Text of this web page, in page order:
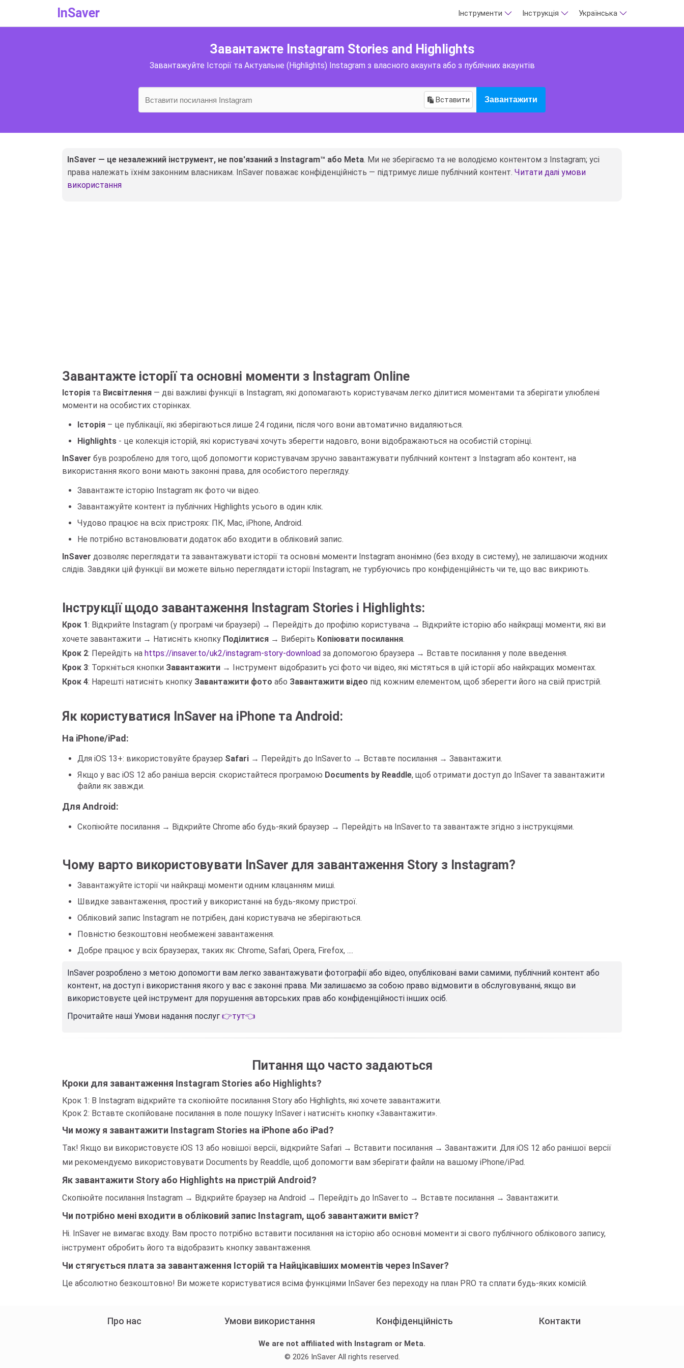
InSaver Інструменти Інструкція Українська
Завантажте Instagram Stories and Highlights
Завантажуйте Історії та Актуальне (Highlights) Instagram з власного акаунта або з публічних акаунтів
Вставити Завантажити
InSaver — це незалежний інструмент, не пов'язаний з Instagram™ або Meta. Ми не зберігаємо та не володіємо контентом з Instagram; усі
права належать їхнім законним власникам. InSaver поважає конфіденційність — підтримує лише публічний контент. Читати далі умови
використання
Завантажте історії та основні моменти з Instagram Online
Історія та Висвітлення — дві важливі функції в Instagram, які допомагають користувачам легко ділитися моментами та зберігати улюблені
моменти на особистих сторінках.
Історія – це публікації, які зберігаються лише 24 години, після чого вони автоматично видаляються.
Highlights - це колекція історій, які користувачі хочуть зберегти надовго, вони відображаються на особистій сторінці.
InSaver був розроблено для того, щоб допомогти користувачам зручно завантажувати публічний контент з Instagram або контент, на
використання якого вони мають законні права, для особистого перегляду.
Завантажте історію Instagram як фото чи відео.
Завантажуйте контент із публічних Highlights усього в один клік.
Чудово працює на всіх пристроях: ПК, Mac, iPhone, Android.
Не потрібно встановлювати додаток або входити в обліковий запис.
InSaver дозволяє переглядати та завантажувати історії та основні моменти Instagram анонімно (без входу в систему), не залишаючи жодних
слідів. Завдяки цій функції ви можете вільно переглядати історії Instagram, не турбуючись про конфіденційність чи те, що вас викриють.
Інструкції щодо завантаження Instagram Stories і Highlights:
Крок 1: Відкрийте Instagram (у програмі чи браузері) → Перейдіть до профілю користувача → Відкрийте історію або найкращі моменти, які ви
хочете завантажити → Натисніть кнопку Поділитися → Виберіть Копіювати посилання.
Крок 2: Перейдіть на https://insaver.to/uk2/instagram-story-download за допомогою браузера → Вставте посилання у поле введення.
Крок 3: Торкніться кнопки Завантажити → Інструмент відобразить усі фото чи відео, які містяться в цій історії або найкращих моментах.
Крок 4: Нарешті натисніть кнопку Завантажити фото або Завантажити відео під кожним елементом, щоб зберегти його на свій пристрій.
Як користуватися InSaver на iPhone та Android:
На iPhone/iPad:
Для iOS 13+: використовуйте браузер Safari → Перейдіть до InSaver.to → Вставте посилання → Завантажити.
Якщо у вас iOS 12 або раніша версія: скористайтеся програмою Documents by Readdle, щоб отримати доступ до InSaver та завантажити
файли як завжди.
Для Android:
Скопіюйте посилання → Відкрийте Chrome або будь-який браузер → Перейдіть на InSaver.to та завантажте згідно з інструкціями.
Чому варто використовувати InSaver для завантаження Story з Instagram?
Завантажуйте історії чи найкращі моменти одним клацанням миші.
Швидке завантаження, простий у використанні на будь-якому пристрої.
Обліковий запис Instagram не потрібен, дані користувача не зберігаються.
Повністю безкоштовні необмежені завантаження.
Добре працює у всіх браузерах, таких як: Chrome, Safari, Opera, Firefox, ....
InSaver розроблено з метою допомогти вам легко завантажувати фотографії або відео, опубліковані вами самими, публічний контент або
контент, на доступ і використання якого у вас є законні права. Ми залишаємо за собою право відмовити в обслуговуванні, якщо ви
використовуєте цей інструмент для порушення авторських прав або конфіденційності інших осіб.
Прочитайте наші Умови надання послуг 👉тут👈
Питання що часто задаються
Кроки для завантаження Instagram Stories або Highlights?
Крок 1: В Instagram відкрийте та скопіюйте посилання Story або Highlights, які хочете завантажити.
Крок 2: Вставте скопійоване посилання в поле пошуку InSaver і натисніть кнопку «Завантажити».
Чи можу я завантажити Instagram Stories на iPhone або iPad?
Так! Якщо ви використовуєте iOS 13 або новішої версії, відкрийте Safari → Вставити посилання → Завантажити. Для iOS 12 або ранішої версії
ми рекомендуємо використовувати Documents by Readdle, щоб допомогти вам зберігати файли на вашому iPhone/iPad.
Як завантажити Story або Highlights на пристрій Android?
Скопіюйте посилання Instagram → Відкрийте браузер на Android → Перейдіть до InSaver.to → Вставте посилання → Завантажити.
Чи потрібно мені входити в обліковий запис Instagram, щоб завантажити вміст?
Ні. InSaver не вимагає входу. Вам просто потрібно вставити посилання на історію або основні моменти зі свого публічного облікового запису,
інструмент обробить його та відобразить кнопку завантаження.
Чи стягується плата за завантаження Історій та Найцікавіших моментів через InSaver?
Це абсолютно безкоштовно! Ви можете користуватися всіма функціями InSaver без переходу на план PRO та сплати будь-яких комісій.
Про нас Умови використання Конфіденційність Контакти
We are not affiliated with Instagram or Meta.
© 2026 InSaver All rights reserved.